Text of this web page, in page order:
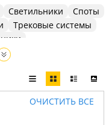
Светильники
Споты
Трековые системы
ОЧИСТИТЬ ВСЕ